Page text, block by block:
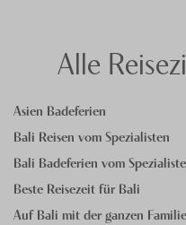
Alle
Asien Badeferien
Bali Reisen vom Spezialisten
Bali Badeferien vom
Beste Reisezeit für Bali
Auf Bali mit der ganzen Familie